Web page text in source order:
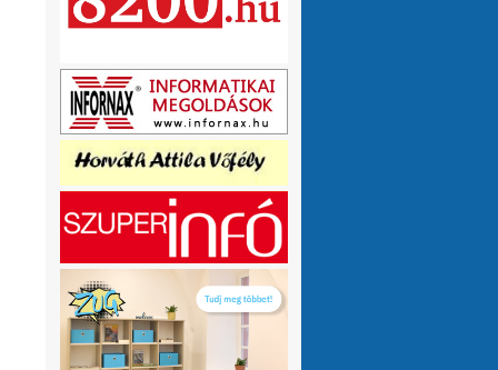
olvasnám.Üdv
10 hónap 1 hét
Köszi az infót. Lehet mit böngészni.
1 év 2 hónap
P.Csaba:Űjra elérhetőek a honlapomon
a klíma adatok (2007-től, havi
részletességgel, napi bontásban):
https://tinyurl.com/24vslpzg A ChatGPT 3
perc alatt megtalálta a hibát a PHP-ben,
ami nekem hónapok óta nem sikerült...
VMeteo-Zooltán
Nézd már, van itt egy
üzenőfal
1 év 2 hónap
P.Csaba: 1 év 4 hónap